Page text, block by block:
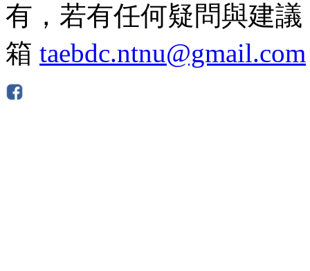
有，若有任何疑問與建
箱 taebdc.ntnu@gmail.com